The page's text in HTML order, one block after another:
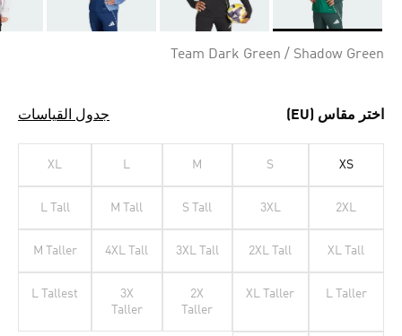
Team Dark Green / Shadow Green
اختر مقاس (EU) جدول القياسات
XS
S
M
L
XL
2XL
3XL
S Tall
M Tall
L Tall
XL Tall
2XL Tall
3XL Tall
4XL Tall
M Taller
L Taller
XL Taller
2X
Taller
3X
Taller
L Tallest